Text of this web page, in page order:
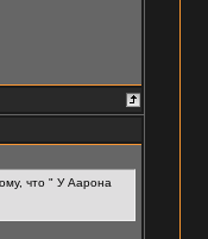
что " У Аарона